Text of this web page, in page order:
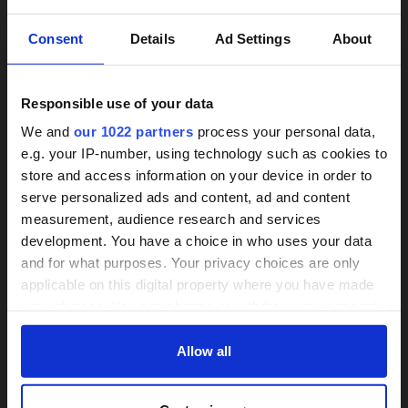
Consent Details Ad Settings About
Responsible use of your data
We and our 1022 partners process your personal data,
e.g. your IP-number, using technology such as cookies to
store and access information on your device in order to
serve personalized ads and content, ad and content
measurement, audience research and services
development. You have a choice in who uses your data
and for what purposes. Your privacy choices are only
applicable on this digital property where you have made
any time from the Cookie Declaration or by clicking on
Allow all
Treppenlifte unverbindlich
vergleichen
Wir informieren zu Arten und Preisen
Mit einer Anfrage bis zu 3 Angebote
Bis zu 30 % sparen und 4.000 €
24h-Betreuungskraft
gesucht?
Über 800 Anbieter